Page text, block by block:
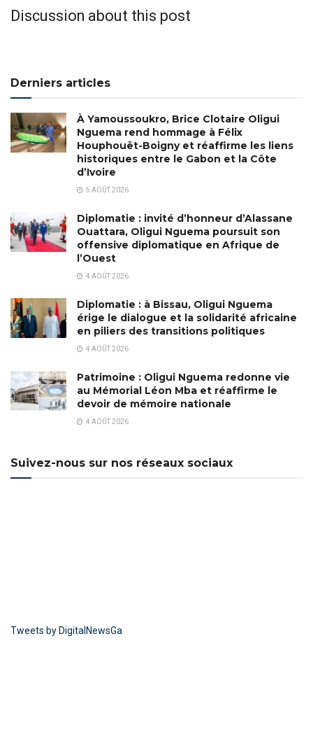
Discussion about this post
Derniers articles
À Yamoussoukro, Brice Clotaire Oligui
Nguema rend hommage à Félix
Houphouët-Boigny et réaffirme les liens
historiques entre le Gabon et la Côte
d’Ivoire
5 AOÛT 2026
Diplomatie : invité d’honneur d’Alassane
Ouattara, Oligui Nguema poursuit son
offensive diplomatique en Afrique de
l’Ouest
4 AOÛT 2026
Diplomatie : à Bissau, Oligui Nguema
érige le dialogue et la solidarité africaine
en piliers des transitions politiques
4 AOÛT 2026
Patrimoine : Oligui Nguema redonne vie
au Mémorial Léon Mba et réaffirme le
devoir de mémoire nationale
4 AOÛT 2026
Suivez-nous sur nos réseaux sociaux
Tweets by DigitalNewsGa